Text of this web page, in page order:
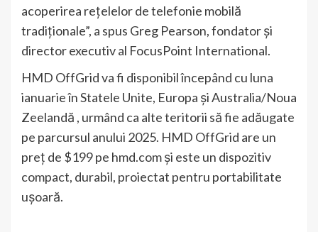
acoperirea rețelelor de telefonie mobilă
tradiționale”, a spus Greg Pearson, fondator și
director executiv al FocusPoint International.
HMD OffGrid va fi disponibil începând cu luna
ianuarie în Statele Unite, Europa și Australia/Noua
Zeelandă , urmând ca alte teritorii să fie adăugate
pe parcursul anului 2025. HMD OffGrid are un
preț de $199 pe hmd.com și este un dispozitiv
compact, durabil, proiectat pentru portabilitate
ușoară.